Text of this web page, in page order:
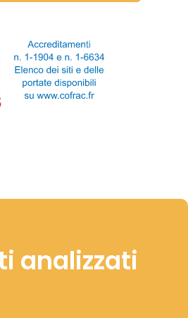
analizzati